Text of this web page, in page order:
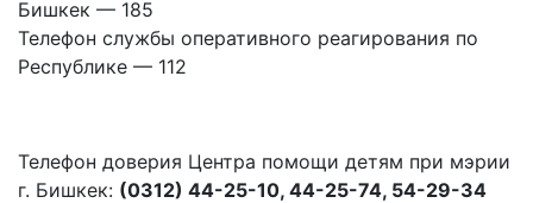
Бишкек — 185
Телефон службы оперативного реагирования по
Республике — 112
Телефон доверия Центра помощи детям при мэрии
г. Бишкек: (0312) 44-25-10, 44-25-74, 54-29-34